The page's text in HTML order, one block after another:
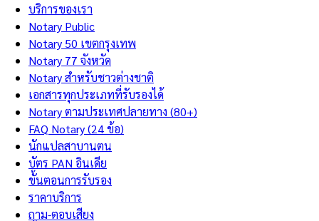
บริการของเรา
Notary Public
Notary 50 เขตกรุงเทพ
Notary 77 จังหวัด
Notary สำหรับชาวต่างชาติ
เอกสารทุกประเภทที่รับรองได้
Notary ตามประเทศปลายทาง (80+)
FAQ Notary (24 ข้อ)
นักแปลสาบานตน
บัตร PAN อินเดีย
ขั้นตอนการรับรอง
ราคาบริการ
ถาม-ตอบเสียง